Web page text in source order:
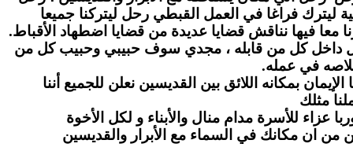
ليترك فراغا في العمل القبطي رحل ليتركنا جميعا
فيها نناقش قضايا عديدة من قضايا اضطهاد الأقباط.
داخل كل من قابله ، مجدي سوف حبيبي وحبيب كل من
في عمله.
بمكانه اللائق بين القديسين نعلن للجميع أننا
مثلك
عزاء للأسرة مدام منال والأبناء و لكل الأخوة
من ان مكانك في السماء مع الأبرار والقديسين